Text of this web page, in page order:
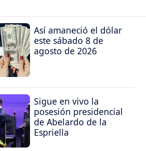
Así amaneció el dólar
este sábado 8 de
agosto de 2026
Sigue en vivo la
posesión presidencial
de Abelardo de la
Espriella